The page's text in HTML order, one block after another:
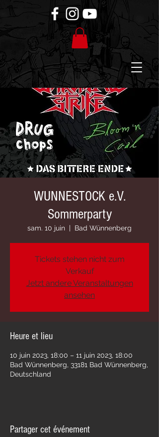
WUNNESTOCK e.V.
Sommerparty
sam. 10 juin
  |
Bad Wünnenberg
Tickets stehen nicht zum
Verkauf
Jetzt andere Veranstaltungen
ansehen
Heure et lieu
10 juin 2023, 18:00 – 11 juin 2023, 18:00
Bad Wünnenberg, 33181 Bad Wünnenberg,
Deutschland
Partager cet événement